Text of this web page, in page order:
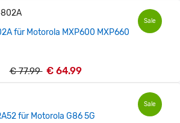
Sale
für Motorola MXP600 MXP660
€ 77.99 € 64.99
Sale
für Motorola G86 5G